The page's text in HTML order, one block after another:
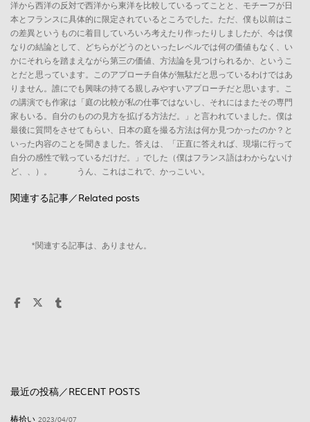
洋から西洋の反対で西洋から東洋を比較しているってことと、モチーフが日
本とフランスに具体的に限定されているところでした。ただ、僕も以前はこ
の差異というものに着目していろいろ考えたり作ったりしましたが、今は僕
なりの結論として、どちらがどうのといったレベルでは何の価値もなく、い
かにそれらを踏まえながら第三の価値、方法論を見つけられるか、というこ
とだと思っています。このアプローチ自体が無駄だと思っているわけではあ
りません。誰にでも興味の持てる親しみやすいアプローチだと思います。こ
の講演でも作家は「庭の比較が私の仕事ではないし、それにはまたその専門
家もいる。自分のものの見方を拡げる方法だ。」と言われていました。僕は
最後に質問をさせてもらい、日本の庭を撮る方法は何か見つかったのか？と
いった内容のことを聞きました。答えは、「正直に答えれば、現場に行って
自分の感性で戦っているだけだ。」でした（僕はフランス語はわからないけ
ど、、）。 うん、これはこれで、かっこいい。
関連する記事／Related posts
*関連する記事は、ありません。
最近の投稿／RECENT POSTS
椿拾い 2023/04/07